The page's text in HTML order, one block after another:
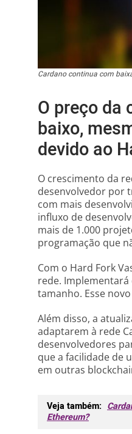
Cardano continua com
O preço da
baixo,
devido ao
O crescimento da
desenvolvedor por
com mais
influxo de
mais de 1.000
programação que
Com o Hard Fork
rede. Implementará
tamanho. Esse
Além disso, a
adaptarem à rede
desenvolvedores
que a facilidade de
em outras
Veja também:
Ethereum?